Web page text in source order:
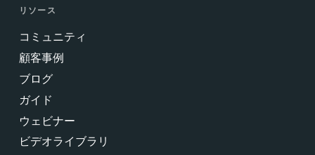
リソース
コミュニティ
顧客事例
ブログ
ガイド
ウェビナー
ビデオライブラリ